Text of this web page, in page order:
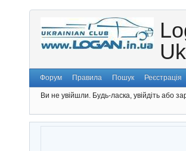
Форум Правила Пошук Реєстрація
Ви не увійшли. Будь-ласка, увійдіть або